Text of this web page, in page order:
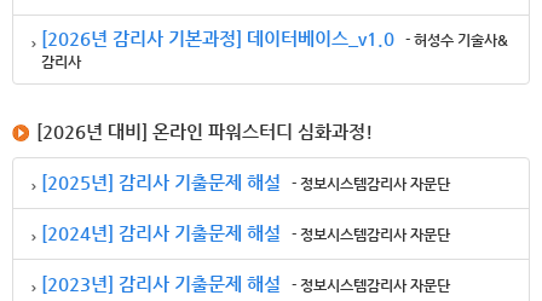
[2026년 감리사 기본과정] 데이터베이스_v1.0
- 허성수 기술사&
감리사
[2026년 대비] 온라인 파워스터디 심화과정!
[2025년] 감리사 기출문제 해설 - 정보시스템감리사 자문단
[2024년] 감리사 기출문제 해설 - 정보시스템감리사 자문단
[2023년] 감리사 기출문제 해설 - 정보시스템감리사 자문단